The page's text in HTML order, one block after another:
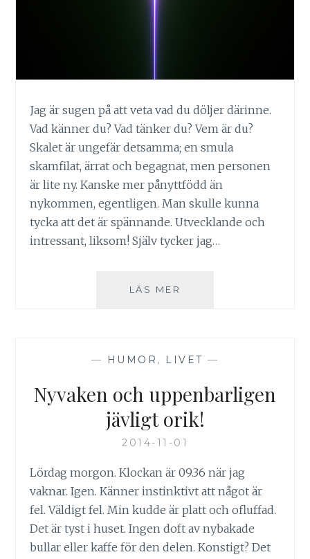
Jag är sugen på att veta vad du döljer därinne.
Vad känner du? Vad tänker du? Vem är du?
Skalet är ungefär detsamma; en smula
skamfilat, ärrat och begagnat, men personen
är lite ny. Kanske mer pånyttfödd än
nykommen, egentligen. Man skulle kunna
tycka att det är spännande. Utvecklande och
intressant, liksom! Själv tycker jag…
LÄS MER
— HUMOR , LIVET —
Nyvaken och uppenbarligen
jävligt orik!
2014-11-01
Lördag morgon. Klockan är 09.36 när jag
vaknar. Igen. Känner instinktivt att något är
fel. Väldigt fel. Min kudde är platt och ofluffad.
Det är tyst i huset. Ingen doft av nybakade
bullar eller kaffe för den delen. Konstigt? Det